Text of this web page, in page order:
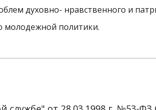
духовно- нравственного и
молодежной политики.